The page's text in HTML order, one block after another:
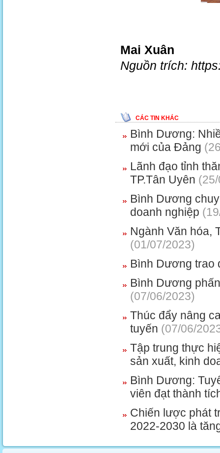
Mai Xuân
Nguồn trích:
CÁC TIN KHÁC
Bình Dương:
mới của Đảng
Lãnh đạo tỉnh
TP.Tân Uyên
Bình Dương
doanh nghiệp
Ngành Văn hóa,
(01/07/2023)
Bình Dương trao
Bình Dương
(07/06/2023)
Thúc đẩy nâng
tuyến (07/06/
Tập trung thực
sản xuất, kinh
Bình Dương:
viên đạt thành
Chiến lược phát
2022-2030 là